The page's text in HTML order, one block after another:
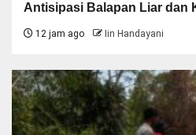
Antisipasi Balapan Liar dan
12 jam ago Iin Handayani